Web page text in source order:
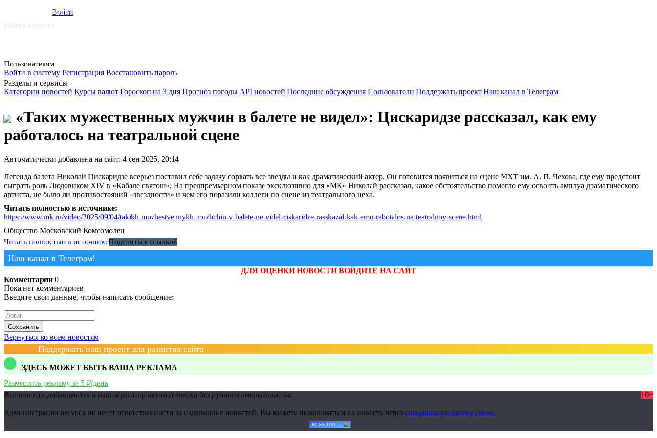
smi.mobi
Войти
Найти новости
Пользователям
Войти в систему Регистрация Восстановить пароль
Разделы и сервисы
Категории новостей Курсы валют Гороскоп на 3 дня Прогноз погоды API новостей Последние обсуждения Пользователи Поддержать проект Наш канал в Телеграм
«Таких мужественных мужчин в балете не видел»: Цискаридзе рассказал, как ему
работалось на театральной сцене
Автоматически добавлена на сайт: 4 сен 2025, 20:14
Легенда балета Николай Цискаридзе всерьез поставил себе задачу сорвать все звезды и как драматический актер. Он готовится появиться на сцене МХТ им. А. П. Чехова, где ему предстоит
сыграть роль Людовиком XIV в «Кабале святош». На предпремьерном показе эксклюзивно для «МК» Николай рассказал, какое обстоятельство помогло ему освоить амплуа драматического
артиста, не было ли противостояний «звездности» и чем его поразили коллеги по сцене из театрального цеха.
Читать полностью в источнике:
https://www.mk.ru/video/2025/09/04/takikh-muzhestvennykh-muzhchin-v-balete-ne-videl-ciskaridze-rasskazal-kak-emu-rabotalos-na-teatralnoy-scene.html
Общество Московский Комсомолец
Читать полностью в источникеПоделиться ссылкой
Наш канал в Телеграм!
ДЛЯ ОЦЕНКИ НОВОСТИ ВОЙДИТЕ НА САЙТ
Комментарии 0
Пока нет комментариев
Введите свои данные, чтобы написать сообщение:
Сохранить
Вернуться ко всем новостям
Поддержать наш проект для развития сайта
ЗДЕСЬ МОЖЕТ БЫТЬ ВАША РЕКЛАМА
Разместить рекламу за 5 ₽/день
Все новости добавляются в наш агрегатор автоматически без ручного вмешательства.
16+
Администрация ресурса не несет ответственности за содержание новостей. Вы можете пожаловаться на новость через специальную форму связи.